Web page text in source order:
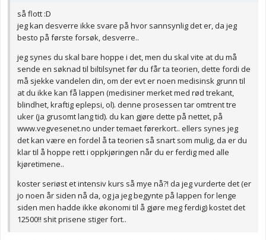
så flott :D
jeg kan desverre ikke svare på hvor sannsynlig det er, da jeg
besto på første forsøk, desverre..
jeg synes du skal bare hoppe i det, men du skal vite at du må
sende en søknad til biltilsynet før du får ta teorien, dette fordi de
må sjekke vandelen din, om der evt er noen medisinsk grunn til
at du ikke kan få lappen (medisiner merket med rød trekant,
blindhet, kraftig eplepsi, ol). denne prosessen tar omtrent tre
uker (ja grusomt lang tid). du kan gjøre dette på nettet, på
www.vegvesenet.no under temaet førerkort.. ellers synes jeg
det kan være en fordel å ta teorien så snart som mulig, da er du
klar til å hoppe rett i oppkjøringen når du er ferdig med alle
kjøretimene..
koster seriøst et intensiv kurs så mye nå?! da jeg vurderte det (er
jo noen år siden nå da, og ja jeg begynte på lappen for lenge
siden men hadde ikke økonomi til å gjøre meg ferdig) kostet det
12500!! shit prisene stiger fort..